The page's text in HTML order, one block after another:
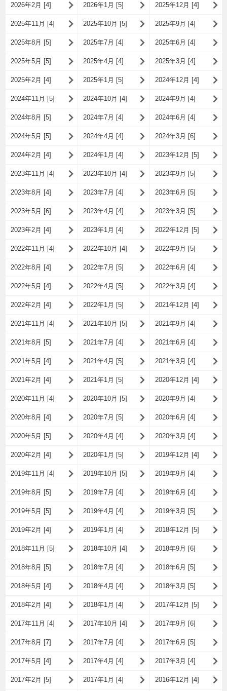
2026年2月 [4] 2026年1月 [5] 2025年12月 [4]
2025年11月 [4] 2025年10月 [5] 2025年9月 [4]
2025年8月 [5] 2025年7月 [4] 2025年6月 [4]
2025年5月 [5] 2025年4月 [4] 2025年3月 [4]
2025年2月 [4] 2025年1月 [5] 2024年12月 [4]
2024年11月 [5] 2024年10月 [4] 2024年9月 [4]
2024年8月 [5] 2024年7月 [4] 2024年6月 [4]
2024年5月 [5] 2024年4月 [4] 2024年3月 [6]
2024年2月 [4] 2024年1月 [4] 2023年12月 [5]
2023年11月 [4] 2023年10月 [4] 2023年9月 [5]
2023年8月 [4] 2023年7月 [4] 2023年6月 [5]
2023年5月 [6] 2023年4月 [4] 2023年3月 [5]
2023年2月 [4] 2023年1月 [4] 2022年12月 [5]
2022年11月 [4] 2022年10月 [4] 2022年9月 [5]
2022年8月 [4] 2022年7月 [5] 2022年6月 [4]
2022年5月 [4] 2022年4月 [5] 2022年3月 [4]
2022年2月 [4] 2022年1月 [5] 2021年12月 [4]
2021年11月 [4] 2021年10月 [5] 2021年9月 [4]
2021年8月 [5] 2021年7月 [4] 2021年6月 [4]
2021年5月 [4] 2021年4月 [5] 2021年3月 [4]
2021年2月 [4] 2021年1月 [5] 2020年12月 [4]
2020年11月 [4] 2020年10月 [5] 2020年9月 [4]
2020年8月 [4] 2020年7月 [5] 2020年6月 [4]
2020年5月 [5] 2020年4月 [4] 2020年3月 [4]
2020年2月 [4] 2020年1月 [5] 2019年12月 [4]
2019年11月 [4] 2019年10月 [5] 2019年9月 [4]
2019年8月 [5] 2019年7月 [4] 2019年6月 [4]
2019年5月 [5] 2019年4月 [4] 2019年3月 [5]
2019年2月 [4] 2019年1月 [4] 2018年12月 [5]
2018年11月 [5] 2018年10月 [4] 2018年9月 [6]
2018年8月 [5] 2018年7月 [4] 2018年6月 [5]
2018年5月 [4] 2018年4月 [4] 2018年3月 [5]
2018年2月 [4] 2018年1月 [4] 2017年12月 [5]
2017年11月 [4] 2017年10月 [4] 2017年9月 [6]
2017年8月 [7] 2017年7月 [4] 2017年6月 [5]
2017年5月 [4] 2017年4月 [4] 2017年3月 [4]
2017年2月 [5] 2017年1月 [4] 2016年12月 [4]